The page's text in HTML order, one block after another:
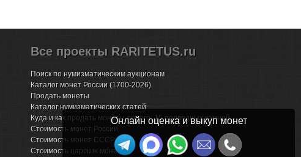
Все проекты RARITETUS.ru
Поиск по нумизматическим аукционам
Каталог монет России (1700-2026)
Продать монеты
Каталог нумизматических статей
Куда и как продать монеты дорого: 15 подводных камней
Стоимость монет России
Стоимость монет СССР
Стоимость царских монет
Онлайн оценка и выкуп монет